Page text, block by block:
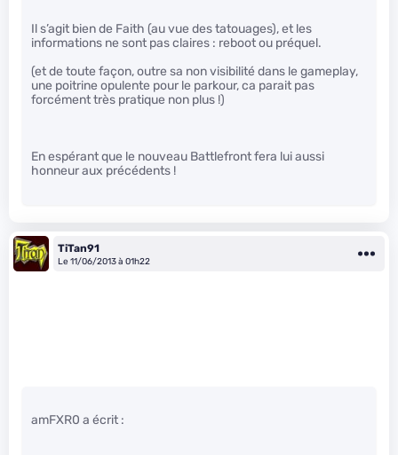
Il s’agit bien de Faith (au vue des tatouages), et les
informations ne sont pas claires : reboot ou préquel.
(et de toute façon, outre sa non visibilité dans le gameplay,
une poitrine opulente pour le parkour, ca parait pas
forcément très pratique non plus !)
En espérant que le nouveau Battlefront fera lui aussi
honneur aux précédents !
TiTan91
Le 11/06/2013 à 01h22
amFXR0 a écrit :